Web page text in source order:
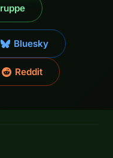
Bluesky
Reddit